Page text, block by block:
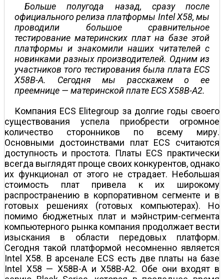
Больше полугода назад, сразу после
официального релиза платформы Intel X58, мы
проводили большое сравнительное
тестирование материнских плат на базе этой
платформы и знакомили наших читателей с
новинками разных производителей. Одним из
участников того тестирования была плата ECS
X58B-A. Сегодня мы расскажем о ее
преемнице — материнской плате ECS X58B-A2.
Компания ECS Elitegroup за долгие годы своего
существования успела приобрести огромное
количество сторонников по всему миру.
Основными достоинствами плат ECS считаются
доступность и простота. Платы ECS практически
всегда выглядят проще своих конкурентов, однако
их функционал от этого не страдает. Небольшая
стоимость плат привела к их широкому
распространению в корпоративном сегменте и в
готовых решениях (готовых компьютерах). Но
помимо бюджетных плат и мэйнстрим-сегмента
компьютерного рынка компания продолжает вести
изыскания в области передовых платформ.
Сегодня такой платформой несомненно является
Intel X58. В арсенале ECS есть две платы на базе
Intel X58 — X58B-A и X58B-A2. Обе они входят в